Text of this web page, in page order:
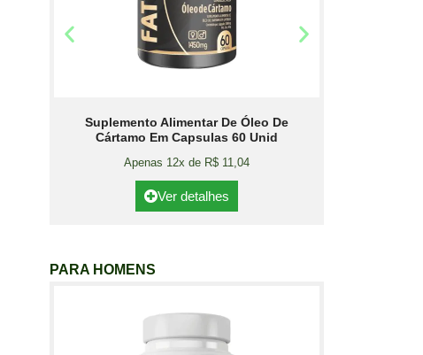
Suplemento Alimentar De Óleo De
Cártamo Em Capsulas 60 Unid
Apenas 12x de R$ 11,04
Ver detalhes
PARA HOMENS